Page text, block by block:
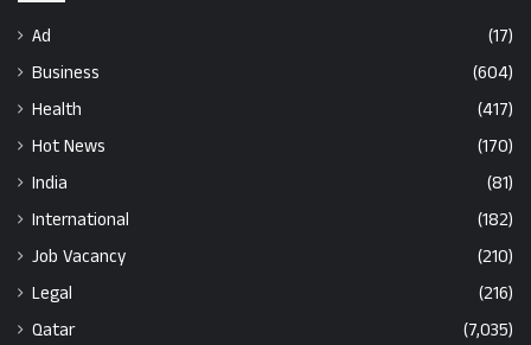
Ad
(17)
Business
(604)
Health
(417)
Hot News
(170)
India
(81)
International
(182)
Job Vacancy
(210)
Legal
(216)
Qatar
(7,035)